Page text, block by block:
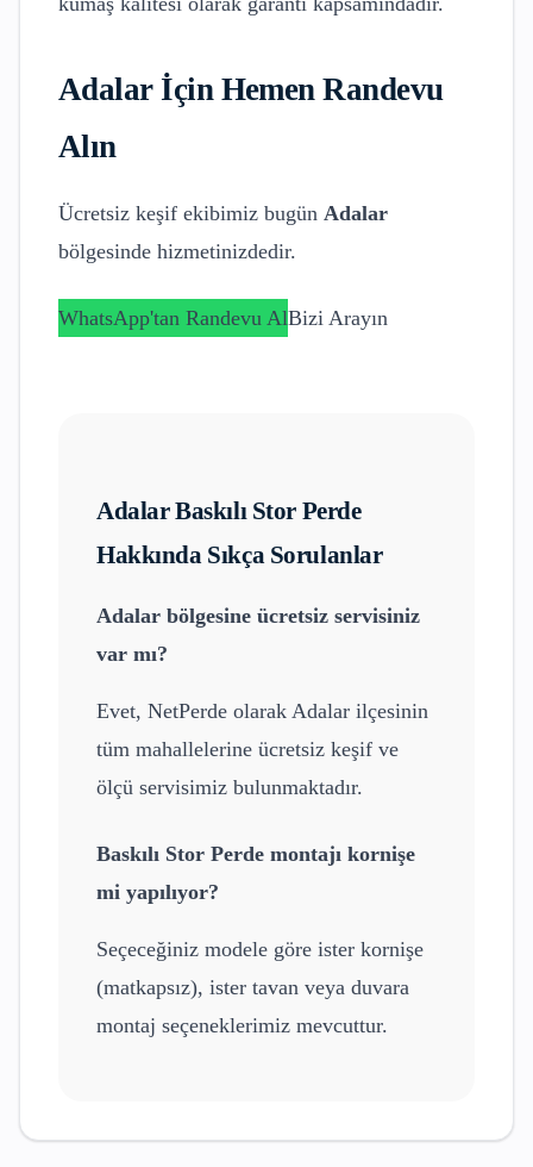
Adalarİçin Hemen Randevu
Alın
Ücretsiz keşif ekibimiz bugün Adalar
bölgesinde hizmetinizdedir.
WhatsApp'tan Randevu AlBizi Arayın
AdalarBaskılı Stor Perde
Hakkında Sıkça Sorulanlar
Adalar bölgesine ücretsiz servisiniz
var mı?
Evet, NetPerde olarak Adalar ilçesinin
tüm mahallelerine ücretsiz keşif ve
ölçü servisimiz bulunmaktadır.
Baskılı Stor Perde montajı kornişe
mi yapılıyor?
Seçeceğiniz modele göre ister kornişe
(matkapsız), ister tavan veya duvara
montaj seçeneklerimiz mevcuttur.